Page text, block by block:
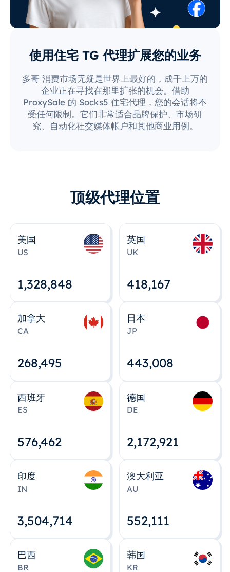
使用住宅 TG 代理扩展您的业务
多哥 消费市场无疑是世界上最好的，成千上万的
企业正在寻找在那里扩张的机会。借助
ProxySale 的 Socks5 住宅代理，您的会话将不
受任何限制。它们非常适合品牌保护、市场研
究、自动化社交媒体帐户和其他商业用例。
顶级代理位置
美国
US
1,328,848
英国
UK
418,167
加拿大
CA
268,495
日本
JP
443,008
西班牙
ES
576,463
德国
DE
2,172,922
印度
IN
3,504,715
澳大利亚
AU
552,112
巴西
BR
韩国
KR